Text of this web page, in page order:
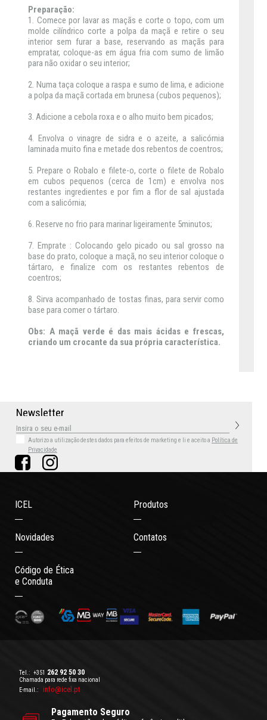
Preparação:
1. Comece por lavar as maçãs e corte o topo, com um
molde cilíndrico corte a polpa da maçã e retire o seu
interior sem furar a base, reservando as maçãs para
empratar, coloque-as em água fria com sumo de limão
para não oxidar o seu interior;
2. Numa taça coloque a raspa e sumo de lima, e adicione
a polpa da maçã cortada em brunesa (cubos pequenos);
3. Adicione a cebola roxa e o alho muito bem picados;
4. Envolva o vinagre de sidra e o azeite, a salicórnia
laminada muito fina e metade dos rebentos de coentros;
5. Prepare o Robalo e filete-o, corte o filete de Robalo
em cubos pequenos (cerca de 1cm) e envolva nos
restantes ingredientes e por fim a flor de sal ajustada
com a salicórnia;
6. Reserve no frio para marinar ligeiramente 5minutos;
7. Emprate : Colocando gelo picado ou sal grosso na
base do prato, coloque a maçã, no seu interior coloque o
tártaro, e finalize com os restantes rebentos de
coentros;
8. Sirva acompanhado de tostas finas, para servir como
base para comer o tártaro.
Obs: A maçã verde é das mais ácidas e frescas,
criando um crocante da sua própria característica.
Newsletter
Autorizo a utilização destes dados para efeitos de marketing e li e aceito a Política de
Privacidade
ICEL Produtos
Novidades Contatos
Código de Ética
e Conduta
Tel.: +351 262 92 50 30
Chamada para rede fixa nacional
E-mail.:
info@icel.pt
Pagamento Seguro